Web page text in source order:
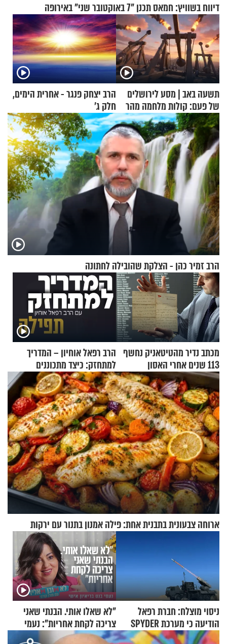
דיווח בשוויץ: חמאס תכנן "7 באוקטובר שני" באירופה
תשעה באב | מסע לירושלים
של פעם: קולות מלחמה מהר
הזיתים
הרב יצחק פנגר - אחרית הימים,
חלק ג’
הרב זמיר כהן - הצלקת שהובילה לחתונה
מכתב נדיר מהטיטאניק נחשף
113 שנים אחרי האסון
הרב רפאל אוחיון – המדריך
למתחזק: כיצד מתכוננים
לתפילה?
ארוחה צבעונית בתבנית אחת: פילה אמנון בתנור עם ירקות
ניסוי מוצלח: חברת רפאל
הודיעה כי מערכת SPYDER
הצליחה ליירט כטב"ם
"לא שאלו אותי. הבנתי שאני
צריכה לקחת אחריות": נעמי
בנט בריאיון אישי